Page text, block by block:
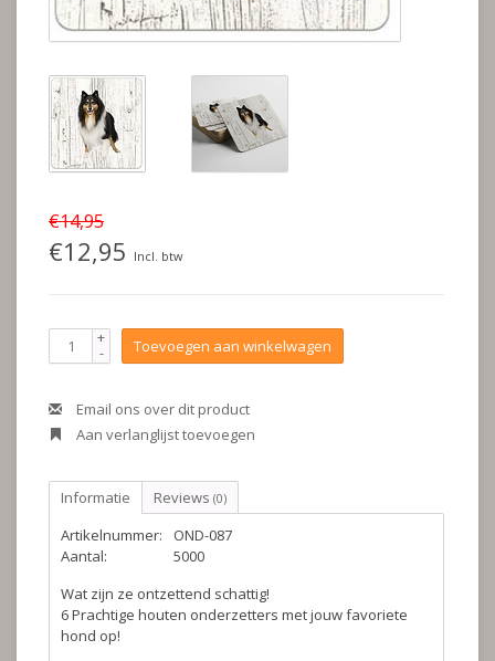
€14,95
€12,95 Incl. btw
+
- Toevoegen aan winkelwagen
Email ons over dit product
Aan verlanglijst toevoegen
Informatie Reviews (0)
Artikelnummer:
OND-087
Aantal:
5000
Wat zijn ze ontzettend schattig!
6 Prachtige houten onderzetters met jouw favoriete
hond op!